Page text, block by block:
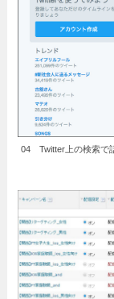
04 Twitter上の検索で